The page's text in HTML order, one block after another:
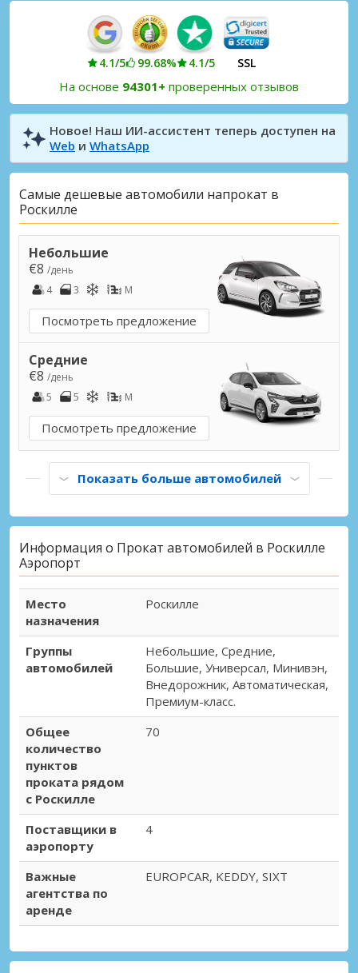
4.1/5 99.68% 4.1/5 SSL
На основе 94301+ проверенных отзывов
Новое! Наш ИИ-ассистент теперь доступен на
Web и WhatsApp
Самые дешевые автомобили напрокат в
Роскилле
Небольшие
€8 /день
4
3 M
Посмотреть предложение
Средние
€8 /день
5
5 M
Посмотреть предложение
Показать больше автомобилей
Информация о Прокат автомобилей в Роскилле
Аэропорт
Место
назначения
Роскилле
Группы
автомобилей
Небольшие, Средние,
Большие, Универсал, Минивэн,
Внедорожник, Автоматическая,
Премиум-класс.
Общее
количество
пунктов
проката рядом
с Роскилле
70
Поставщики в
аэропорту
4
Важные
агентства по
аренде
EUROPCAR, KEDDY, SIXT